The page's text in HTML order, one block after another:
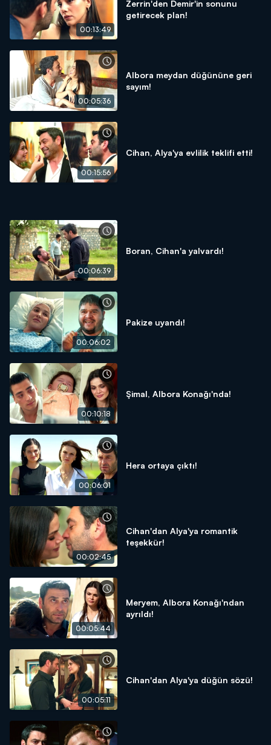
00:13:49
Zerrin'den Demir'in sonunu
getirecek plan!
00:05:36
Albora meydan düğününe geri
sayım!
00:15:56
Cihan, Alya'ya evlilik teklifi etti!
00:06:39
Boran, Cihan'a yalvardı!
00:06:02
Pakize uyandı!
00:10:18
Şimal, Albora Konağı'nda!
00:06:01
Hera ortaya çıktı!
00:02:45
Cihan'dan Alya'ya romantik
teşekkür!
00:05:44
Meryem, Albora Konağı'ndan
ayrıldı!
00:05:11
Cihan'dan Alya'ya düğün sözü!